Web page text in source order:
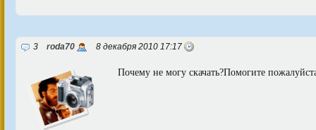
3 roda70 8 декабря 2010 17:17
Почему не могу скачать?Помогите